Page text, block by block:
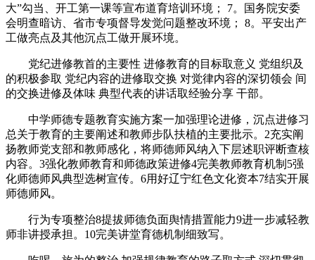
大”勾当、开工第一课等宣布道育培训环境； 7。国务院安委
会明查暗访、省市专项督导发觉问题整改环境； 8。平安出产
工做亮点及其他沉点工做开展环境。
党纪进修教首的主要性 进修教育的目标取意义 党组织及
的积极参取 党纪内容的进修取交换 对觉律内容的深切领会 间
的交换进修及体味 典型代表的讲话取经验分享 干部。
中学师德专题教育实施方案一加强理论进修，沉点进修习
总关于教育的主要阐述和教师步队扶植的主要批示。2充实阐
扬教师党支部和教师感化，将师德师风纳入下层述职评断查核
内容。3强化教师教育和师德政策进修4完美教师教育机制5强
化师德师风典型选树宣传。6用好辽宁红色文化资本7结实开展
师德师风。
行为专项整治8提拔师德负面舆情措置能力9进一步减轻教
师非讲授承担。10完美讲堂育德机制细致写。